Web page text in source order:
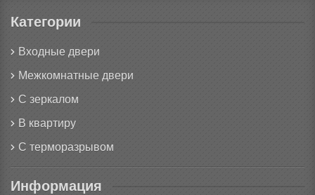
Категории
Входные двери
Межкомнатные двери
С зеркалом
В квартиру
С терморазрывом
Информация